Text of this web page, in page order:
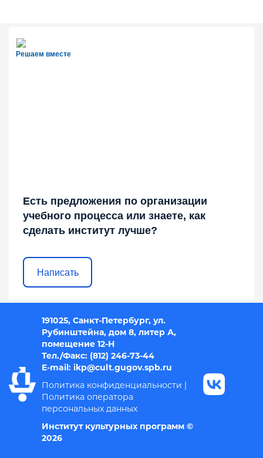
Решаем вместе
Есть предложения по организации
учебного процесса или знаете, как
сделать институт лучше?
Написать
191025, Санкт-Петербург, ул.
Рубинштейна, дом 8, литер А,
помещение 12-Н
Тел./Факс: (812) 246-73-44
E-mail: ikp@cult.gugov.spb.ru
Политика конфиденциальности |
Политика оператора
персональных данных
Институт культурных программ ©
2026